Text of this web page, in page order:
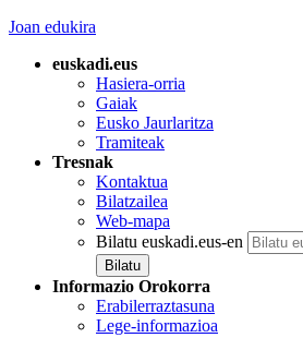
Joan edukira
euskadi.eus
Hasiera-orria
Gaiak
Eusko Jaurlaritza
Tramiteak
Tresnak
Kontaktua
Bilatzailea
Web-mapa
Bilatu euskadi.eus-en
Informazio Orokorra
Erabilerraztasuna
Lege-informazioa